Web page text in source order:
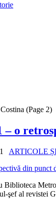
(Page 2)
o
ARTICOLE
şef al revistei